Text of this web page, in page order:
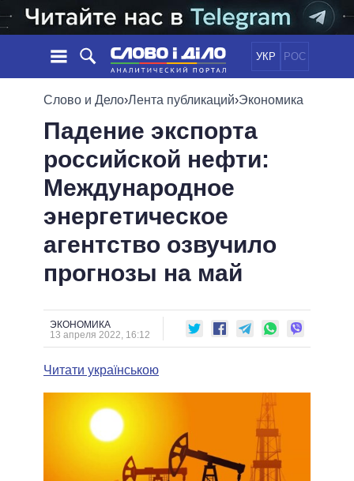
УКР РОС
НОВОСТИ
ЛЕНТА
СОБЫТИЯ
СТАТЬИ
МНЕНИЯ
ОБЗОРЫ
ДАЙДЖЕСТЫ
ПОЛИТИКА
ЭКОНОМИКА
ОБЩЕСТВО
МИР
ОБЕЩАНИЯ
ПОЛИТИКИ
ВСЕ ПОЛИТИКИ
ПРЕЗИДЕНТ И ОФИС
ВЕРХОВНАЯ РАДА
КАБИНЕТ МИНИСТРОВ
МЭРЫ
ВСЕ ПЕРСОНЫ
ИНФОГРАФИКА
ВИДЕО
ПОДДЕРЖАТЬ
СРАВНЕНИЕ ПОЛИТИКОВ
Слово и Дело›Лента публикаций›Экономика
Падение экспорта
российской нефти:
Международное
энергетическое
агентство озвучило
прогнозы на май
ЭКОНОМИКА
13 апреля 2022, 16:12
Читати українською